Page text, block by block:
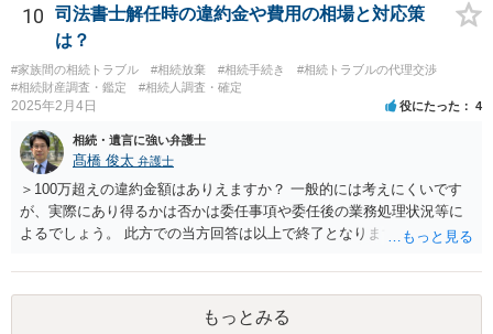
のですか？ →遺書というのが、法律上の遺言の形式を守っている限り
はそのとおりです。 質問3 父が腹違いの長男に法律的に優位になれそ
うな事はありますか？ →遺言が有効な場合、優位に立つことはできま
せんが、お祖父様が認知症であるなどの「遺言が作れないはずの事
情」があるならば①遺言無効確認の訴えを起こすのは一つの手です。
問4 相続トラブルの代理交渉は可能でしょうか。 →一般論としては可
能ですが、お伺いする内容ですとお祖父様が亡くなられた後に動くこ
とになるでしょう。
10
司法書士解任時の違約金や費用の相場と対応策
は？
#家族間の相続トラブル #相続放棄 #相続手続き
#相続トラブルの代理交渉
#相続財産調査・鑑定
#相続人調査・確定
2025年2月4日 役にたった 4
相続・遺言に強い弁護士
髙橋 俊太 弁護士
＞100万超えの違約金額はありえますか？ 一般的には考えにくいです
が、実際にあり得るかは否かは委任事項や委任後の業務処理状況等に
よるでしょう。 此方での当方回答は以上で終了となりますが、参考に
もっとみる